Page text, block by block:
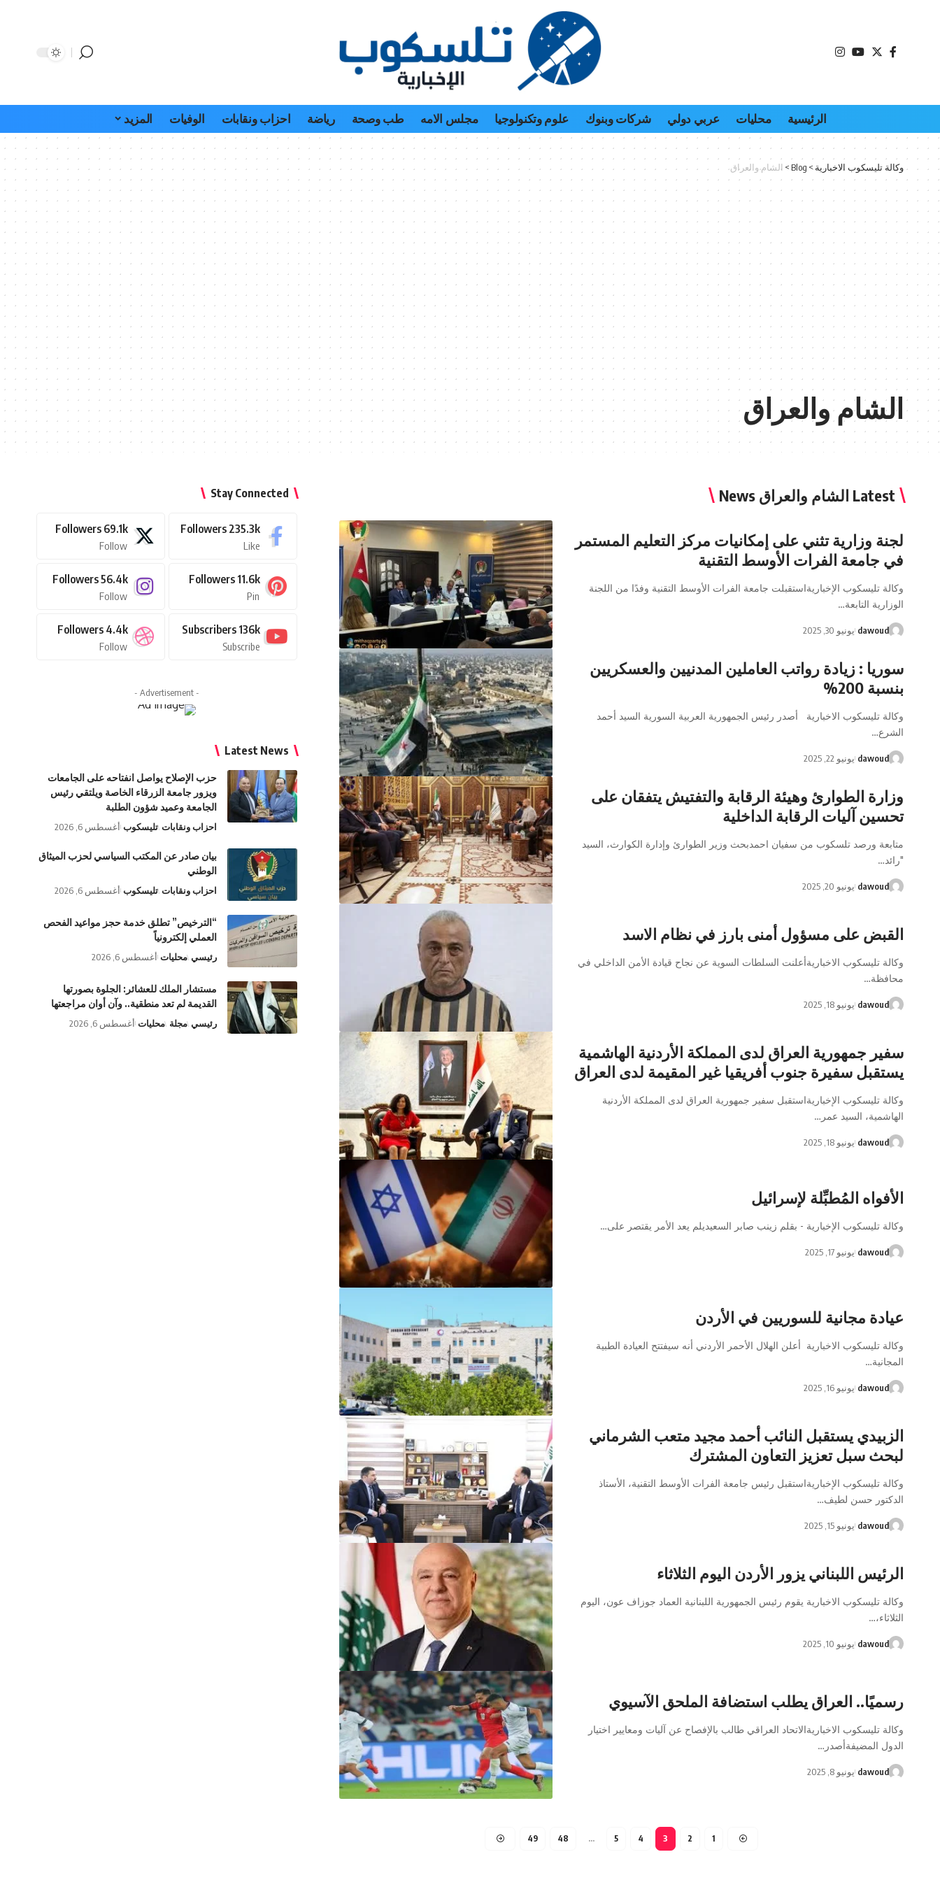
الرئيسية محليات عربي دولي شركات وبنوك علوم وتكنولوجيا مجلس الامه طب وصحة رياضة احزاب ونقابات الوفيات المزيد
وكالة تليسكوب الاخبارية>
Blog
> الشام والعراق
الشام والعراق
Latest الشام والعراق News
لجنة وزارية تثني على إمكانيات مركز التعليم المستمر
في جامعة الفرات الأوسط التقنية
وكالة تليسكوب الإخباريةاستقبلت جامعة الفرات الأوسط التقنية وفدًا من اللجنة
الوزارية التابعة…
dawoud يونيو 30, 2025
سوريا : زيادة رواتب العاملين المدنيين والعسكريين
بنسبة 200%
وكالة تليسكوب الاخبارية أصدر رئيس الجمهورية العربية السورية السيد أحمد
الشرع…
dawoud يونيو 22, 2025
وزارة الطوارئ وهيئة الرقابة والتفتيش يتفقان على
تحسين آليات الرقابة الداخلية
متابعة ورصد تلسكوب من سفيان احمدبحث وزير الطوارئ وإدارة الكوارث، السيد
"رائد…
dawoud يونيو 20, 2025
القبض على مسؤول أمنى بارز في نظام الاسد
وكالة تليسكوب الاخباريةأعلنت السلطات السوية عن نجاح قيادة الأمن الداخلي في
محافظة…
dawoud يونيو 18, 2025
سفير جمهورية العراق لدى المملكة الأردنية الهاشمية
يستقبل سفيرة جنوب أفريقيا غير المقيمة لدى العراق
وكالة تليسكوب الإخباريةاستقبل سفير جمهورية العراق لدى المملكة الأردنية
الهاشمية، السيد عمر…
dawoud يونيو 18, 2025
الأفواه المُطبِّلة لإسرائيل
وكالة تليسكوب الإخبارية - بقلم زينب صابر السعيديلم يعد الأمر يقتصر على…
dawoud يونيو 17, 2025
عيادة مجانية للسوريين في الأردن
وكالة تليسكوب الاخبارية أعلن الهلال الأحمر الأردني أنه سيفتتح العيادة الطبية
المجانية…
dawoud يونيو 16, 2025
الزبيدي يستقبل النائب أحمد مجيد متعب الشرماني
لبحث سبل تعزيز التعاون المشترك
وكالة تليسكوب الإخباريةاستقبل رئيس جامعة الفرات الأوسط التقنية، الأستاذ
الدكتور حسن لطيف…
dawoud يونيو 15, 2025
الرئيس اللبناني يزور الأردن اليوم الثلاثاء
وكالة تليسكوب الاخبارية يقوم رئيس الجمهورية اللبنانية العماد جوزاف عون، اليوم
الثلاثاء،…
dawoud يونيو 10, 2025
رسميًا.. العراق يطلب استضافة الملحق الآسيوي
وكالة تليسكوب الاخباريةالاتحاد العراقي طالب بالإفصاح عن آليات ومعايير اختيار
الدول المضيفةأصدر…
dawoud يونيو 8, 2025
1
2
3
4
5
…
48
49
Stay Connected
235.3k
Followers
Like
69.1k
Followers
Follow
11.6k
Followers
Pin
56.4k
Followers
Follow
136k
Subscribers
Subscribe
4.4k
Followers
Follow
- Advertisement -
Latest News
حزب الإصلاح يواصل انفتاحه على الجامعات
ويزور جامعة الزرقاء الخاصة ويلتقي رئيس
الجامعة وعميد شؤون الطلبة
احزاب ونقابات تليسكوب أغسطس 6, 2026
بيان صادر عن المكتب السياسي لحزب الميثاق
الوطني
احزاب ونقابات تليسكوب أغسطس 6, 2026
“الترخيص” تطلق خدمة حجز مواعيد الفحص
العملي إلكترونياً
رئيسي محليات أغسطس 6, 2026
مستشار الملك للعشائر: الجلوة بصورتها
القديمة لم تعد منطقية.. وآن أوان مراجعتها
رئيسي مجلة محليات أغسطس 6, 2026